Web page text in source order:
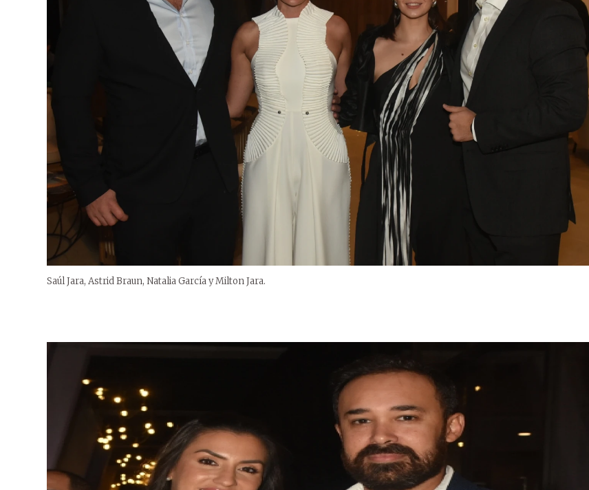
Saúl Jara, Astrid Braun, Natalia García y Milton Jara.